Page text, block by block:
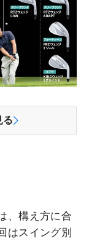
る
、構え方に合
はスイング別